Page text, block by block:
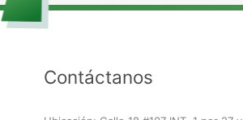
Contáctanos